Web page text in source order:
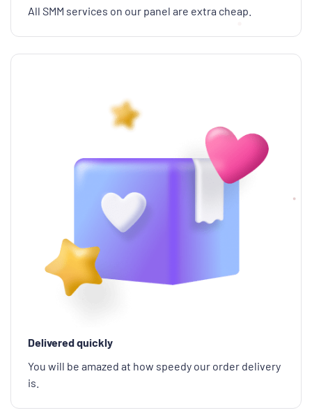
All SMM services on our panel are extra cheap.
Delivered quickly
You will be amazed at how speedy our order delivery
is.